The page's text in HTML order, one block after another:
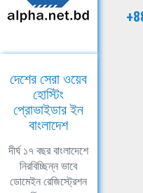
দেশের সেরা ওয়েব
হোস্টিং
প্রোভাইডার ইন
বাংলাদেশ
দীর্ঘ ১৭ বছর বাংলাদেশে
নিরবিচ্ছিন্ন ভাবে
ডোমেইন রেজিস্ট্রেশন